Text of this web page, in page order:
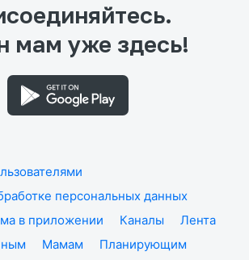
мам уже здесь!
персональных данных
в приложении Каналы
Лента
Мамам
Планирующим